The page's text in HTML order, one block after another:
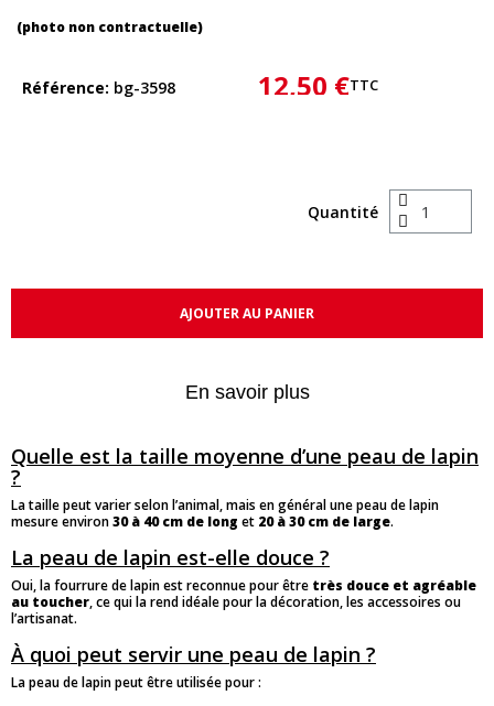
(photo non contractuelle)
Référence bg-3598 12,50 €TTC
Quantité
AJOUTER AU PANIER
En savoir plus
Quelle est la taille moyenne d’une peau de lapin
?
La taille peut varier selon l’animal, mais en général une peau de lapin
mesure environ30 à 40 cm de long et 20 à 30 cm de large.
La peau de lapin est-elle douce ?
Oui, la fourrure de lapin est reconnue pour être très douce et agréable
au toucher, ce qui la rend idéale pour la décoration, les accessoires ou
l’artisanat.
À quoi peut servir une peau de lapin ?
La peau de lapin peut être utilisée pour :